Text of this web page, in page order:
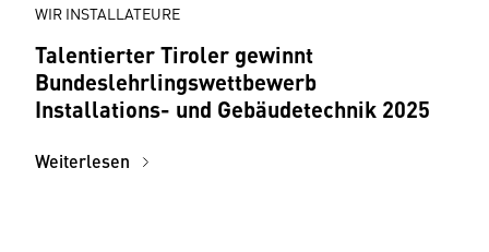
WIR INSTALLATEURE
Talentierter Tiroler gewinnt
Bundeslehrlingswettbewerb
Installations- und Gebäudetechnik 2025
Weiterlesen